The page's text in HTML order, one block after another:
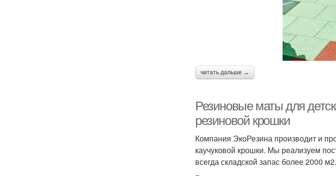
читать дальше →
Резиновые маты для
резиновой крошки
Компания ЭкоРезина производит и
каучуковой крошки. Мы реализуем
всегда складской запас более 2000 м2.